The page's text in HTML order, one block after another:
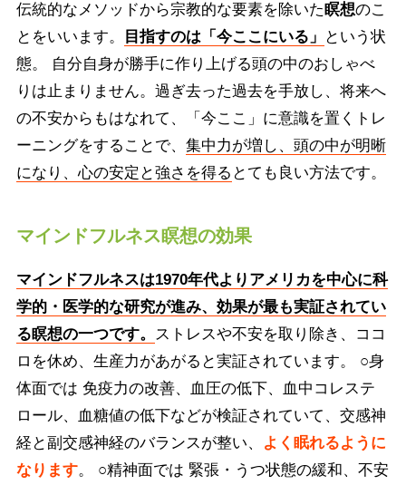
伝統的なメソッドから宗教的な要素を除いた瞑想のこ
とをいいます。
目指すのは「今ここにいる」
という状
態。 自分自身が勝手に作り上げる頭の中のおしゃべ
りは止まりません。過ぎ去った過去を手放し、将来へ
の不安からもはなれて、「今ここ」に意識を置くトレ
ーニングをすることで、 集中力が増し、頭の中が明晰
になり、心の安定と強さを得る とても良い方法です。
マインドフルネス瞑想の効果
マインドフルネスは1970年代よりアメリカを中心に科
学的・医学的な研究が進み、効果が最も実証されてい
る瞑想の一つです。 ストレスや不安を取り除き、ココ
ロを休め、生産力があがると実証されています。 ○身
体面では 免疫力の改善、血圧の低下、血中コレステ
ロール、血糖値の低下などが検証されていて、交感神
経と副交感神経のバランスが整い、
よく眠れるように
なります。 ○精神面では 緊張・うつ状態の緩和、不安